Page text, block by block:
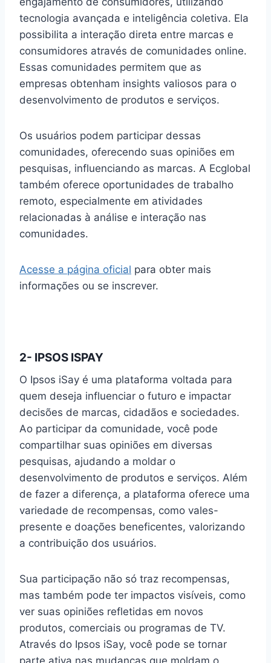
tecnologia avançada e inteligência coletiva. Ela
possibilita a interação direta entre marcas e
consumidores através de comunidades online.
Essas comunidades permitem que as
empresas obtenham insights valiosos para o
desenvolvimento de produtos e serviços.
Os usuários podem participar dessas
comunidades, oferecendo suas opiniões em
pesquisas, influenciando as marcas. A Ecglobal
também oferece oportunidades de trabalho
remoto, especialmente em atividades
relacionadas à análise e interação nas
comunidades.
Acesse a página oficial para obter mais
informações ou se inscrever.
2- IPSOS ISPAY
O Ipsos iSay é uma plataforma voltada para
quem deseja influenciar o futuro e impactar
decisões de marcas, cidadãos e sociedades.
Ao participar da comunidade, você pode
compartilhar suas opiniões em diversas
pesquisas, ajudando a moldar o
desenvolvimento de produtos e serviços. Além
de fazer a diferença, a plataforma oferece uma
variedade de recompensas, como vales-
presente e doações beneficentes, valorizando
a contribuição dos usuários.
Sua participação não só traz recompensas,
mas também pode ter impactos visíveis, como
ver suas opiniões refletidas em novos
produtos, comerciais ou programas de TV.
Através do Ipsos iSay, você pode se tornar
parte ativa nas mudanças que moldam o